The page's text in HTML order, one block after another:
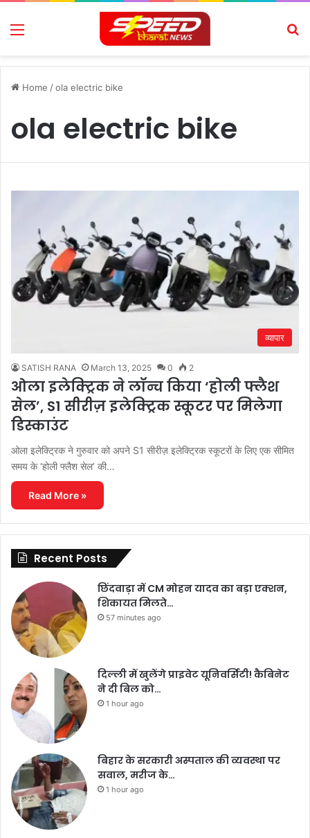
Menu
Home /ola electric bike
ola electric bike
व्यापार
SATISH RANA March 13, 2025 0 2
ओला इलेक्ट्रिक ने लॉन्च किया ‘होली फ्लैश
सेल’, S1 सीरीज़ इलेक्ट्रिक स्कूटर पर मिलेगा
डिस्काउंट
ओला इलेक्ट्रिक ने गुरुवार को अपने S1 सीरीज़ इलेक्ट्रिक स्कूटरों के लिए एक सीमित
समय के ‘होली फ्लैश सेल’ की…
Read More »
Recent Posts
छिंदवाड़ा में CM मोहन यादव का बड़ा एक्शन,
शिकायत मिलते…
57 minutes ago
दिल्ली में खुलेंगे प्राइवेट यूनिवर्सिटी! कैबिनेट
ने दी बिल को…
1 hour ago
बिहार के सरकारी अस्पताल की व्यवस्था पर
सवाल, मरीज के…
1 hour ago